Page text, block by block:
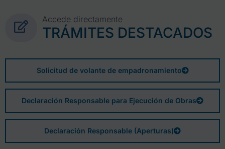
Accede directamente
TRÁMITES DESTACADOS
Solicitud de volante de empadronamiento
Declaración Responsable para Ejecución de Obras
Declaración Responsable (Aperturas)